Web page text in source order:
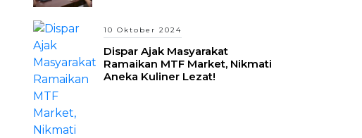
10 Oktober 2024
Dispar Ajak Masyarakat
Ramaikan MTF Market, Nikmati
Aneka Kuliner Lezat!